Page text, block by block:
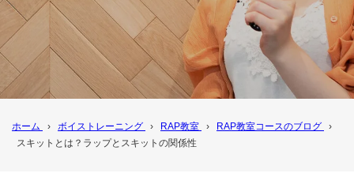
ホーム › ボイストレーニング › RAP教室 › RAP教室コースのブログ
›
スキットとは？ラップとスキットの関係性